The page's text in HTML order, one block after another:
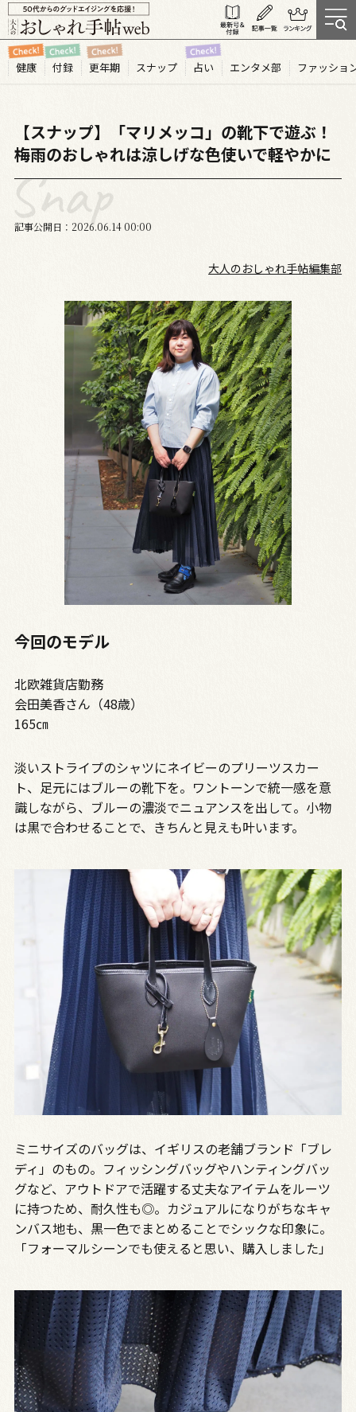
健康 付録 更年期 スナップ 占い エンタメ部 ファッショ
【スナップ】「マリメッコ」の靴下で遊ぶ！
梅雨のおしゃれは涼しげな色使いで軽やかに
記事公開日 2026.06 1400:00
大人のおしゃれ手帖編集部
今回のモデル
北欧雑貨店勤務
会田美香さん（48歳）
165㎝
淡いストライプのシャツにネイビーのプリーツスカー
ト、足元にはブルーの靴下を。ワントーンで統一感を意
識しながら、ブルーの濃淡でニュアンスを出して。小物
は黒で合わせることで、きちんと見えも叶います。
ミニサイズのバッグは、イギリスの老舗ブランド「ブレ
ディ」のもの。フィッシングバッグやハンティングバッ
グなど、アウトドアで活躍する丈夫なアイテムをルーツ
に持つため、耐久性も◎。カジュアルになりがちなキャ
ンバス地も、黒一色でまとめることでシックな印象に。
「フォーマルシーンでも使えると思い、購入しました」